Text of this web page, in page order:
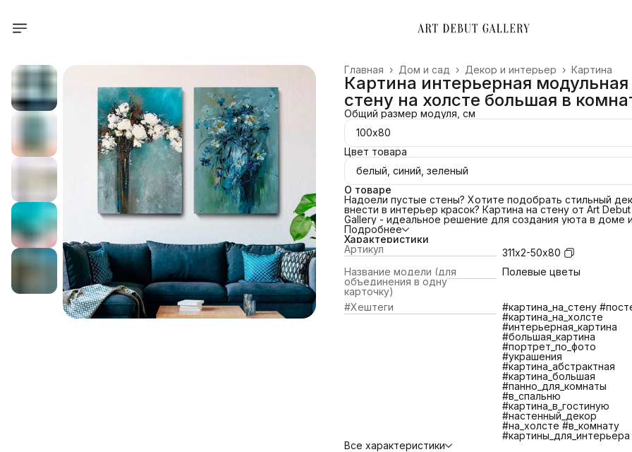
Картина
Декор и интерьер ›
Дом и сад ›
Главная ›
Картина интерьерная модульная
стену на холсте большая в
Общий размер модуля, см
100х80
Цвет товара
белый, синий, зеленый
О товаре
Надоели пустые стены? Хотите подобрать стильный
внести в интерьер красок? Картина на стену от Art Debut
Gallery - идеальное решение для создания уюта в доме
преображения офиса. Свяжитесь с нами и мы поможем
подобрать картину под ваш интерьер! Сделаем
картины по изображению!
ПОЧЕМУ ВЫБРАТЬ НАС?
📌 Холст благородной фактуры 380 гр/м2;
📌Европейский стандарт латексной печати (экологичные
яркие краски).
📌Латексные чернила превосходят сольвентные,
экосольвентные, пигментные, в вопросах качества
противостояния царапинам, экологичности и
📌 Изготовление и отправка 1-2 дняЧТО ВХОДИТ В
📌 Печать на плотном качественном холсте
📌 Галерейная натяжка холста на сосновый подрамник
📌 Крепление. Вам останется только повесить картину.
📌 Надежная транспортная упаковка
БОЛЬШЕ КАРТИН В КАТАЛОГЕ! ЕСЛИ НЕ НАШЛИ
ИНТЕРЕСУЮЩУЮ ВАС КАРТИНУ СВЯЖИТЕСЬ С НАМИ МЫ
ПОМОЖЕМ ВАМ ПОДОБРАТЬ КАРТИНУ +7 921 571 4454
Картина на стену от Art Debut Gallery - идеальное
для создания уюта в доме и преображения офиса!
Подробнее
Характеристики
Артикул
311х2-50х80
Название модели (для
объединения в одну
карточку)
Полевые цветы
#Хештеги
#картина_на_стену
#картина_на_холсте
#интерьерная_картина
#большая_картина
#портрет_по_фото
#украшения
#картина_абстрактная
#картина_большая
#панно_для_комнаты
#в_спальню
#картина_в_гостиную
#настенный_декор
#на_холсте #в_комнату
#картины_для_интерьера
Все характеристики